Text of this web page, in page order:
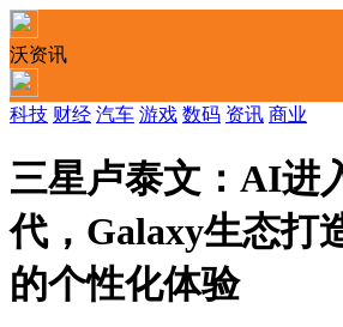
沃资讯
科技 财经 汽车 游戏 数码 资讯 商业
三星卢泰文：AI进
代，Galaxy生态打
的个性化体验